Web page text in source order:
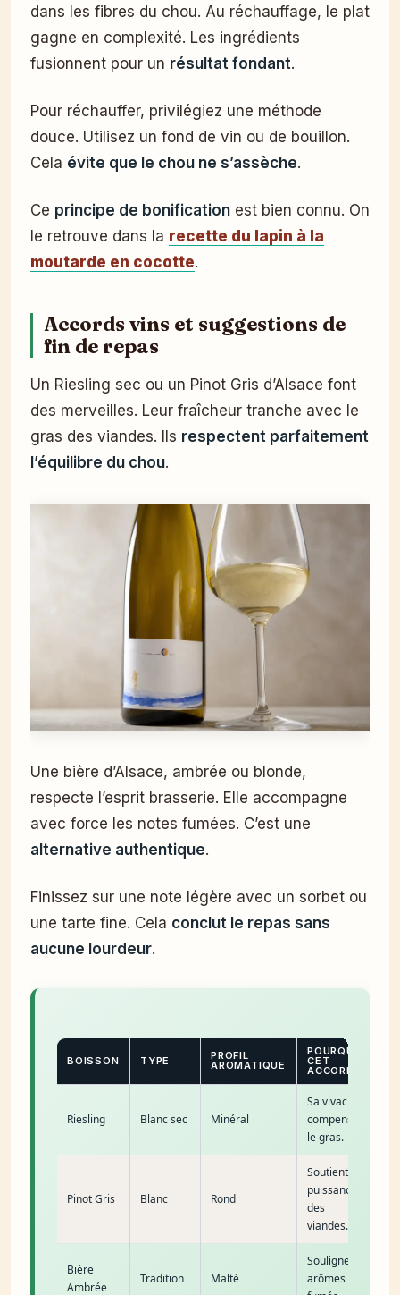
dans les fibres du chou. Au réchauffage, le plat
gagne en complexité. Les ingrédients
fusionnent pour un résultat fondant.
Pour réchauffer, privilégiez une méthode
douce. Utilisez un fond de vin ou de bouillon.
Cela évite que le chou ne s’assèche.
Ce principe de bonification est bien connu. On
le retrouve dans la recette du lapin à la
moutarde en cocotte.
Accords vins et suggestions de
fin de repas
Un Riesling sec ou un Pinot Gris d’Alsace font
des merveilles. Leur fraîcheur tranche avec le
gras des viandes. Ils respectent parfaitement
l’équilibre du chou.
Une bière d’Alsace, ambrée ou blonde,
respecte l’esprit brasserie. Elle accompagne
avec force les notes fumées. C’est une
alternative authentique.
Finissez sur une note légère avec un sorbet ou
une tarte fine. Cela conclut le repas sans
aucune lourdeur.
BOISSON TYPE PROFIL
AROMATIQUE
POURQUOI
CET
ACCORD ?
Riesling Blanc sec Minéral
Sa vivacité
compense
le gras.
Pinot Gris Blanc Rond
Soutient la
puissance
des
viandes.
Bière
Ambrée
Tradition Malté
Souligne les
arômes